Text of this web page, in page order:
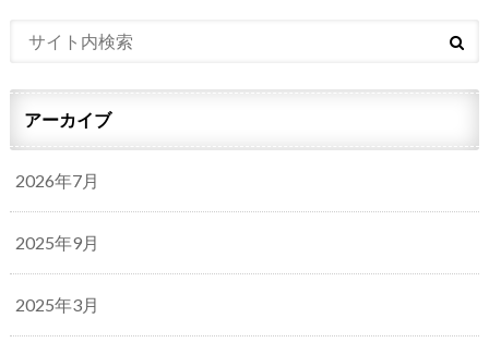
アーカイブ
2026年7月
2025年9月
2025年3月